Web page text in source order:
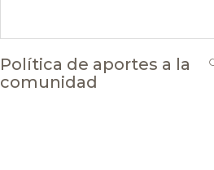
Política de aportes a la
comunidad